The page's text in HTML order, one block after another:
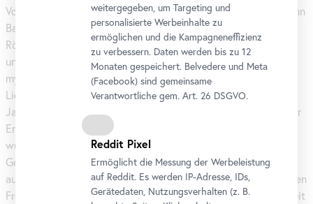
Vom Gemälde
Venus, auf einem Ruhebett schlafend
von Johann
Baptist Lampi d. J. wurden 2022 ebenfalls Infrarot- und
Röntgenaufnahmen gemacht. Diese zeigen einen Amor, der
unter einer schwarzen Fläche verborgen lag. Der
mythologische Gehalt geriet durch die Auslöschung des
Liebesgottes in den Hintergrund, sodass das Werk im 20.
Jahrhundert in zwei Salzburger Heimatromanen als Porträt der
Emilie Victoria Kraus, einer Geliebten Napoleons, gedeutet
wurde. Gerade durch diese Missinterpretation erlangte das
Gemälde eine große Popularisierung, die bis nach Paraguay
ausstrahlte. Erstmals wird nun das Bild nach der 2024 erfolgten
Freilegung des Amors unter dem Originaltitel der Öffentlichkeit
weitergegeben, um Targeting und
personalisierte Werbeinhalte zu
ermöglichen und die Kampagneneffizienz
zu verbessern. Daten werden bis zu 12
Monaten gespeichert. Belvedere und Meta
(Facebook) sind gemeinsame
Verantwortliche gem.Art. 26 DSGVO.
Reddit Pixel
Ermöglicht die Messung der Werbeleistung
auf Reddit. Es werden IP-Adresse, IDs,
Gerätedaten, Nutzungsverhalten (z. B.